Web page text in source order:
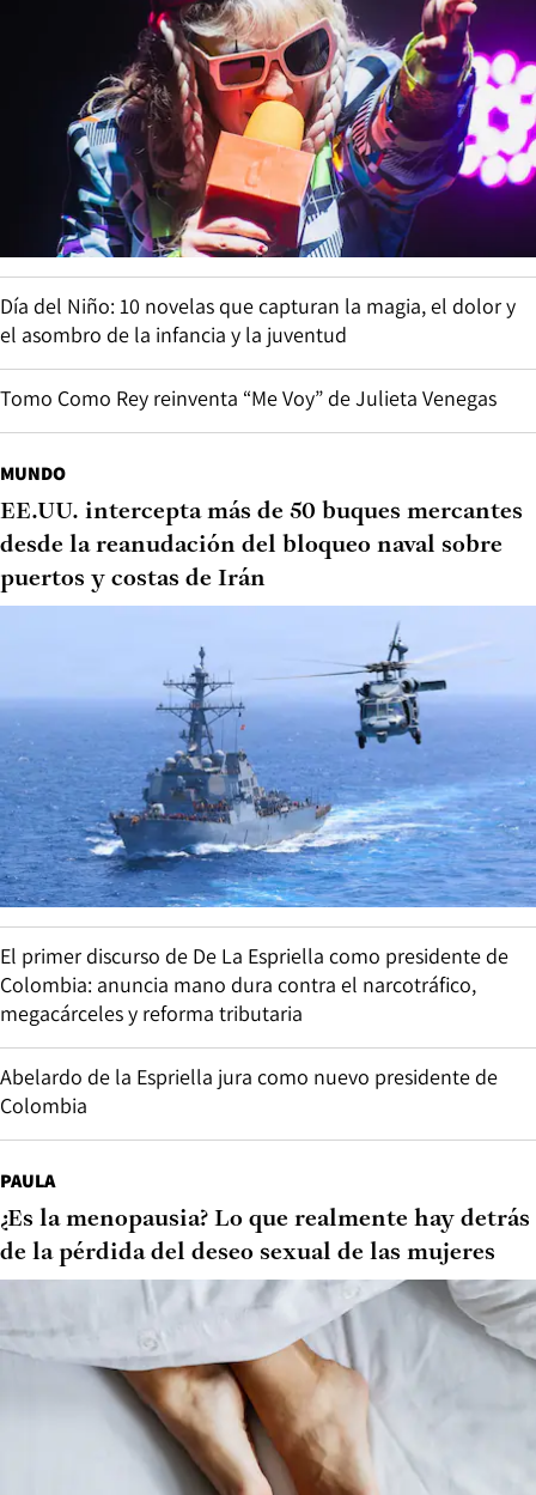
Día del Niño: 10 novelas que capturan la magia, el dolor y
el asombro de la infancia y la juventud
Tomo Como Rey reinventa “Me Voy” de Julieta Venegas
MUNDO
EE.UU. intercepta más de 50 buques mercantes
desde la reanudación del bloqueo naval sobre
puertos y costas de Irán
El primer discurso de De La Espriella como presidente de
Colombia: anuncia mano dura contra el narcotráfico,
megacárceles y reforma tributaria
Abelardo de la Espriella jura como nuevo presidente de
Colombia
PAULA
¿Es la menopausia? Lo que realmente hay detrás
de la pérdida del deseo sexual de las mujeres